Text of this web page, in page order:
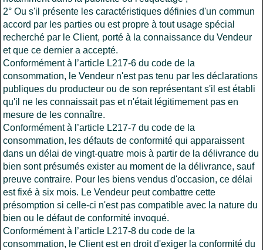
2° Ou s'il présente les caractéristiques définies d'un commun
accord par les parties ou est propre à tout usage spécial
recherché par le Client, porté à la connaissance du Vendeur
et que ce dernier a accepté.
Conformément à l’article L217-6 du code de la
consommation, le Vendeur n'est pas tenu par les déclarations
publiques du producteur ou de son représentant s'il est établi
qu'il ne les connaissait pas et n'était légitimement pas en
mesure de les connaître.
Conformément à l’article L217-7 du code de la
consommation, les défauts de conformité qui apparaissent
dans un délai de vingt-quatre mois à partir de la délivrance du
bien sont présumés exister au moment de la délivrance, sauf
preuve contraire. Pour les biens vendus d'occasion, ce délai
est fixé à six mois. Le Vendeur peut combattre cette
présomption si celle-ci n'est pas compatible avec la nature du
bien ou le défaut de conformité invoqué.
Conformément à l’article L217-8 du code de la
consommation, le Client est en droit d'exiger la conformité du